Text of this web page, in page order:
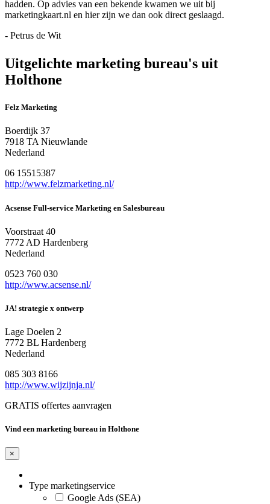
hadden. Op advies van een bekende kwamen we uit bij
marketingkaart.nl en hier zijn we dan ook direct geslaagd.
- Petrus de Wit
Uitgelichte marketing bureau's uit
Holthone
Felz Marketing
Boerdijk 37
7918 TA Nieuwlande
Nederland
06 15515387
http://www.felzmarketing.nl/
Acsense Full-service Marketing en Salesbureau
Voorstraat 40
7772 AD Hardenberg
Nederland
0523 760 030
http://www.acsense.nl/
JA! strategie x ontwerp
Lage Doelen 2
7772 BL Hardenberg
Nederland
085 303 8166
http://www.wijzijnja.nl/
GRATIS offertes aanvragen
Vind een marketing bureau in Holthone
×
Type marketingservice
Google Ads (SEA)